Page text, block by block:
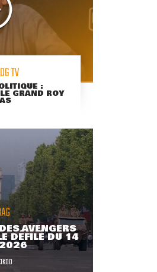
TV
:
GRAND ROY
AVENGERS
DÉFILÉ DU 14
2026